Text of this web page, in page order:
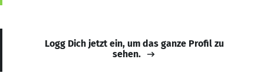
Logg Dich jetzt ein, um das ganze Profil zu
sehen.